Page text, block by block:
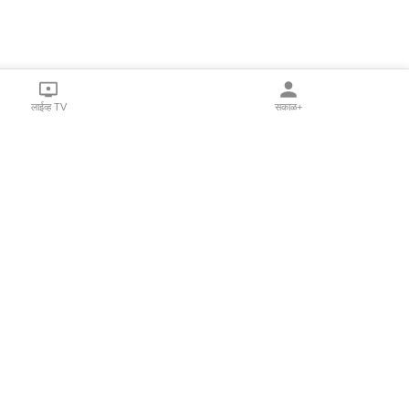
लाईव्ह TV सकाळ+